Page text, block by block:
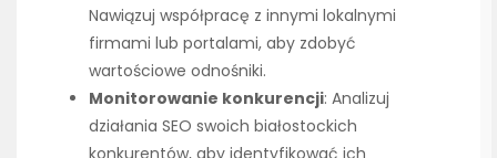
Nawiązuj współpracę z innymi lokalnymi
firmami lub portalami, aby zdobyć
wartościowe odnośniki.
Monitorowanie konkurencji: Analizuj
działania SEO swoich białostockich
konkurentów, aby identyfikować ich